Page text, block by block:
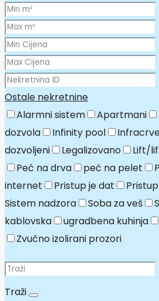
Ostale nekretnine
Alarmni sistem
Apartmani
dozvola
Infinity pool
dozvoljeni
Legalizovano Lift/
Peć na drva
peć na pelet
internet
Pristup je dat
Sistem nadzora
Soba za veš
kablovska
ugradbena kuhinja
Zvučno izolirani prozori
Traži